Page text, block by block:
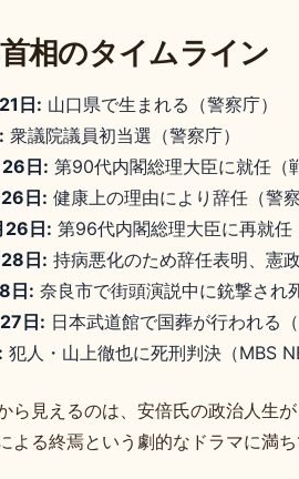
相のタイムライン
日: 山口県で生まれる（警察庁）
衆議院議員初当選（警察庁）
日: 第90代内閣総理大臣に就任（
日: 健康上の理由により辞任（警
26日: 第96代内閣総理大臣に再就任
日: 持病悪化のため辞任表明、憲
日: 奈良市で街頭演説中に銃撃され
日: 日本武道館で国葬が行われる（
犯人・山上徹也に死刑判決（MBS
ら見えるのは、安倍氏の政治人生
よる終焉という劇的なドラマに満